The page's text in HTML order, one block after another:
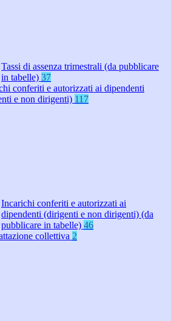
Tassi di assenza trimestrali (da pubblicare
in tabelle) 37
conferiti e autorizzati ai dipendenti
e non dirigenti) 117
Incarichi conferiti e autorizzati ai
dipendenti (dirigenti e non dirigenti) (da
pubblicare in tabelle) 46
collettiva 2